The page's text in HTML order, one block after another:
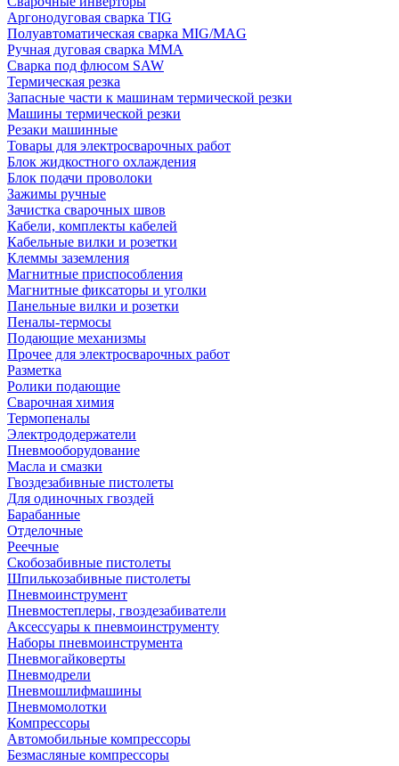
Аргонодуговая сварка TIG
Полуавтоматическая сварка MIG/MAG
Ручная дуговая сварка MMA
Сварка под флюсом SAW
Термическая резка
Запасные части к машинам термической резки
Машины термической резки
Резаки машинные
Товары для электросварочных работ
Блок жидкостного охлаждения
Блок подачи проволоки
Зажимы ручные
Зачистка сварочных швов
Кабели, комплекты кабелей
Кабельные вилки и розетки
Клеммы заземления
Магнитные приспособления
Магнитные фиксаторы и уголки
Панельные вилки и розетки
Пеналы-термосы
Подающие механизмы
Прочее для электросварочных работ
Разметка
Ролики подающие
Сварочная химия
Термопеналы
Электрододержатели
Пневмооборудование
Масла и смазки
Гвоздезабивные пистолеты
Для одиночных гвоздей
Барабанные
Отделочные
Реечные
Скобозабивные пистолеты
Шпилькозабивные пистолеты
Пневмоинструмент
Пневмостеплеры, гвоздезабиватели
Аксессуары к пневмоинструменту
Наборы пневмоинструмента
Пневмогайковерты
Пневмодрели
Пневмошлифмашины
Пневмомолотки
Компрессоры
Автомобильные компрессоры
Безмасляные компрессоры